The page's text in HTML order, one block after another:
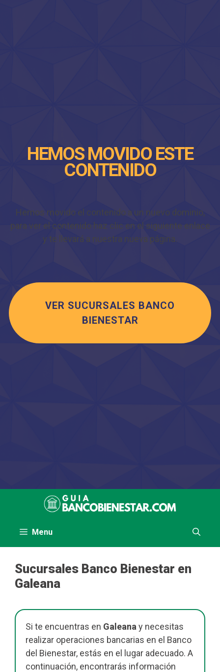
HEMOS MOVIDO ESTE
CONTENIDO
Hemos movido el contenido a un nuevo dominio,
para ver el contenido haz clic en el siguiente enlace
y te llevará a nuestra nueva página.
VER SUCURSALES BANCO
BIENESTAR
Menu
Sucursales Banco Bienestar en
Galeana
Si te encuentras en Galeana y necesitas
realizar operaciones bancarias en el Banco
del Bienestar, estás en el lugar adecuado. A
continuación, encontrarás información